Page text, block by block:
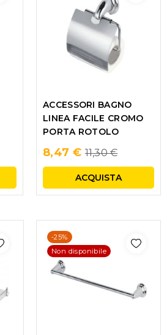
ACCESSORI BAGNO
LINEA FACILE CROMO
PORTA ROTOLO
8,47 € Regular
price
11,30 €
ACQUISTA
-25%
Non disponibile